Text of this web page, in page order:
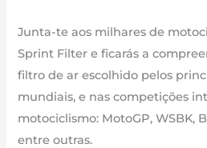
Junta-te aos milhares de
Sprint Filter e ficarás a
filtro de ar escolhido pelos
mundiais, e nas competições
motociclismo: MotoGP, WSBK,
entre outras.